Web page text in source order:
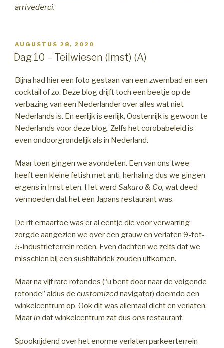
arrivederci.
GEPLAATST
OP
AUGUSTUS 28, 2020
Dag 10 – Teilwiesen (Imst) (A)
Bijna had hier een foto gestaan van een zwembad en een
cocktail of zo. Deze blog drijft toch een beetje op de
verbazing van een Nederlander over alles wat niet
Nederlands is. En eerlijk is eerlijk, Oostenrijk is gewoon te
Nederlands voor deze blog. Zelfs het corobabeleid is
even ondoorgrondelijk als in Nederland.
Maar toen gingen we avondeten. Een van ons twee
heeft een kleine fetish met anti-herhaling dus we gingen
ergens in Imst eten. Het werd Sakuro & Co, wat deed
vermoeden dat het een Japans restaurant was.
De rit ernaartoe was er al eentje die voor verwarring
zorgde aangezien we over een grauw en verlaten 9-tot-
5-industrieterrein reden. Even dachten we zelfs dat we
misschien bij een sushifabriek zouden uitkomen.
Maar na vijf rare rotondes (“u bent door naar de volgende
rotonde” aldus de customizednavigator) doemde een
winkelcentrum op. Ook dit was allemaal dicht en verlaten.
Maarin dat winkelcentrum zat dus ons restaurant.
Spookrijdend over het enorme verlaten parkeerterrein